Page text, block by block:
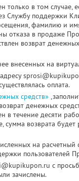
только в том
Службу поддержки
фамилию и
отказа в продаже
возврат
внесенных на
оплата.
средств»
денежных
в течение десяти
сумма возврата
на
пользователей
с
зачислены.